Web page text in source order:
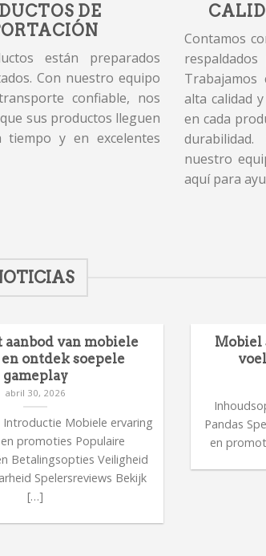
DE
están preparados
Con nuestro equipo
confiable, nos
sus productos lleguen
y en excelentes
Contamos
alta calidad
en cada
nuestro
aquí para
van mobiele
en ontdek soepele
gameplay
abril 30, 2026
Mobiele ervaring
promoties Populaire
Betalingsopties Veiligheid
Spelersreviews Bekijk
[…]
Mobiel
Pandas
en